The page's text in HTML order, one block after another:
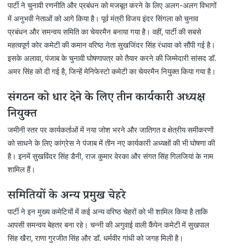
पार्टी ने चुनावी रणनीति और प्रबंधन को मजबूत करने के लिए अलग-अलग विभागों
में अनुभवी नेताओं को आगे किया है। पूर्व मंत्री विजय इंदर सिंगला को चुनाव
प्रबंधन और समन्वय समिति का चेयरमैन बनाया गया है। वहीं, पार्टी की सबसे
महत्वपूर्ण कोर कमेटी की कमान वरिष्ठ नेता सुखजिंदर सिंह रंधावा को सौंपी गई है।
इसके अलावा, पंजाब के चुनावी घोषणापत्र को तैयार करने की जिम्मेदारी सांसद डॉ.
अमर सिंह को दी गई है, जिन्हें मेनिफेस्टो कमेटी का चेयरमैन नियुक्त किया गया है।
संगठन को धार देने के लिए तीन कार्यकारी अध्यक्ष
नियुक्त
जमीनी स्तर पर कार्यकर्ताओं में नया जोश भरने और जातिगत व क्षेत्रीय समीकरणों
को साधने के लिए कांग्रेस ने पंजाब में तीन नए कार्यकारी अध्यक्षों की भी घोषणा की
है। इनमें सुखविंदर सिंह डैनी, राज कुमार वेरका और संगत सिंह गिलजियां के नाम
शामिल हैं।
समितियों के अन्य प्रमुख चेहरे
पार्टी ने इन मुख्य कमेटियों में कई अन्य वरिष्ठ चेहरों को भी शामिल किया है ताकि
आपसी समन्वय बेहतर बना रहे। चन्नी की अगुवाई वाली कैंपेन कमेटी में सुखपाल
सिंह खैरा, राणा गुरजीत सिंह और डॉ. धर्मवीर गांधी को जगह मिली है।